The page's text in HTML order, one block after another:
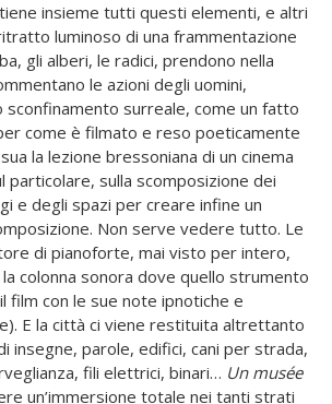
insieme tutti questi elementi, e altri
luminoso di una frammentazione
gli alberi, le radici, prendono nella
le azioni degli uomini,
surreale, come un fatto
come è filmato e reso poeticamente
la lezione bressoniana di un cinema
particolare, sulla scomposizione dei
e degli spazi per creare infine un
Non serve vedere tutto. Le
di pianoforte, mai visto per intero,
colonna sonora dove quello strumento
film con le sue note ipnotiche e
E la città ci viene restituita altrettanto
insegne, parole, edifici, cani per strada,
fili elettrici, binari… Un musée
un’immersione totale nei tanti strati